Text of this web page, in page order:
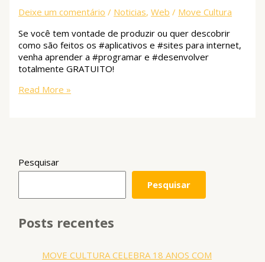
Deixe um comentário / Noticias,Web / Move Cultura
Se você tem vontade de produzir ou quer descobrir
como são feitos os #aplicativos e #sites para internet,
venha aprender a #programar e #desenvolver
totalmente GRATUITO!
Read More »
Pesquisar
Pesquisar
Posts recentes
MOVE CULTURA CELEBRA 18 ANOS COM